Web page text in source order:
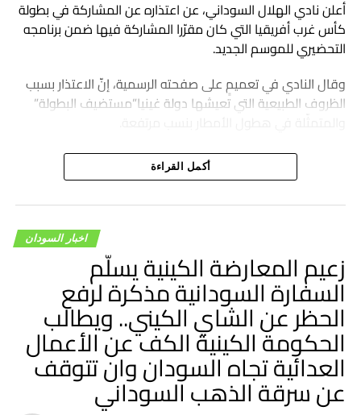
أعلن نادي الهلال السوداني، عن اعتذاره عن المشاركة في بطولة
كأس غرب أفريقيا التي كان مقرّرا المشاركة فيها ضمن برنامجه
التحضيري للموسم الجديد.
وقال النادي في تعميمٍ على صفحته الرسمية، إنّ الاعتذار بسبب
الظروف الطبيعية التي تعيشها دولة غينيا”مستضيف البطولة”
أكمل القراءة
اخبار السودان
زعيم المعارضة الكينية يسلّم
السفارة السودانية مذكرة لرفع
الحظر عن الشاي الكيني.. ويطالب
الحكومة الكينية الكف عن الأعمال
العدائية تجاه السودان وان تتوقف
عن سرقة الذهب السوداني